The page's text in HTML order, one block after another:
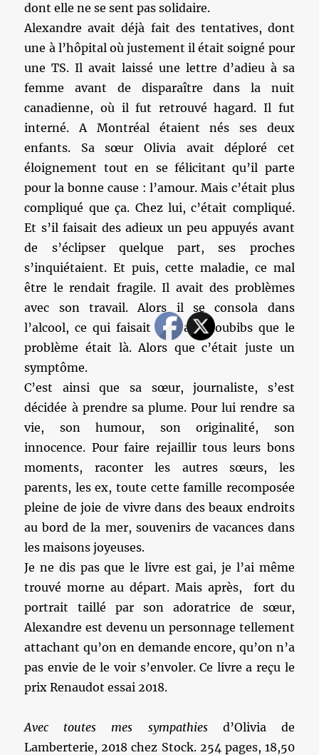
dont elle ne se sent pas solidaire.
Alexandre avait déjà fait des tentatives, dont
une à l’hôpital où justement il était soigné pour
une TS. Il avait laissé une lettre d’adieu à sa
femme avant de disparaître dans la nuit
canadienne, où il fut retrouvé hagard. Il fut
interné. A Montréal étaient nés ses deux
enfants. Sa sœur Olivia avait déploré cet
éloignement tout en se félicitant qu’il parte
pour la bonne cause : l’amour. Mais c’était plus
compliqué que ça. Chez lui, c’était compliqué.
Et s’il faisait des adieux un peu appuyés avant
de s’éclipser quelque part, ses proches
s’inquiétaient. Et puis, cette maladie, ce mal
être le rendait fragile. Il avait des problèmes
avec son travail. Alors il se consola dans
l’alcool, ce qui faisait dire aux toubibs que le
problème était là. Alors que c’était juste un
symptôme.
C’est ainsi que sa sœur, journaliste, s’est
décidée à prendre sa plume. Pour lui rendre sa
vie, son humour, son originalité, son
innocence. Pour faire rejaillir tous leurs bons
moments, raconter les autres sœurs, les
parents, les ex, toute cette famille recomposée
pleine de joie de vivre dans des beaux endroits
au bord de la mer, souvenirs de vacances dans
les maisons joyeuses.
Je ne dis pas que le livre est gai, je l’ai même
trouvé morne au départ. Mais après, fort du
portrait taillé par son adoratrice de sœur,
Alexandre est devenu un personnage tellement
attachant qu’on en demande encore, qu’on n’a
pas envie de le voir s’envoler. Ce livre a reçu le
prix Renaudot essai 2018.
Avec toutes mes sympathies d’Olivia de
Lamberterie, 2018 chez Stock. 254 pages, 18,50